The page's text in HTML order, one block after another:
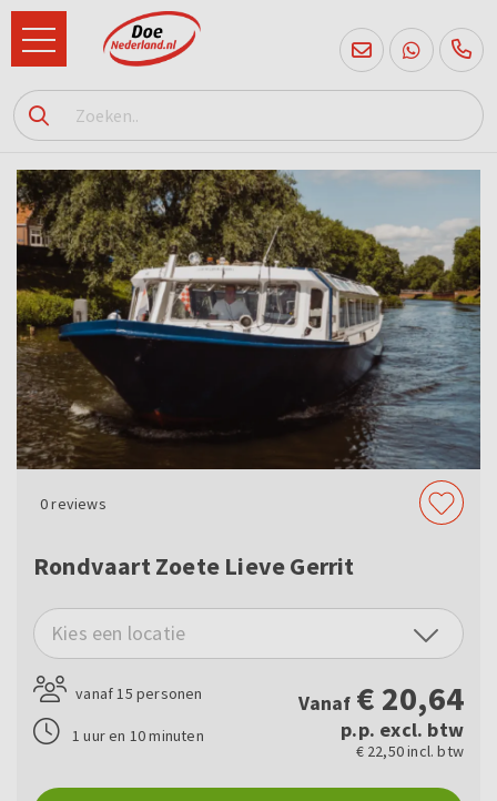
085
760
0reviews
Rondvaart Zoete Lieve Gerrit
Kies een locatie
vanaf 15 personen
1 uur en 10 minuten
Vanaf € 20,64
p.p. excl. btw
€ 22,50 incl. btw